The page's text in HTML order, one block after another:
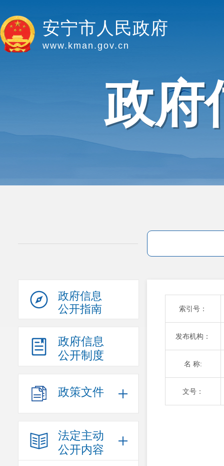
安宁市人民政府
www.kman.gov.cn
政府
政府信息
公开指南
政府信息
公开制度
政策文件
法定主动
公开内容
索引号：
发布机构：
名 称:
文号：